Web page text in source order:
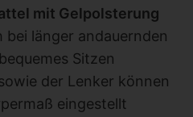
mit Gelpolsterung
länger andauernden
Sitzen
der Lenker können
eingestellt